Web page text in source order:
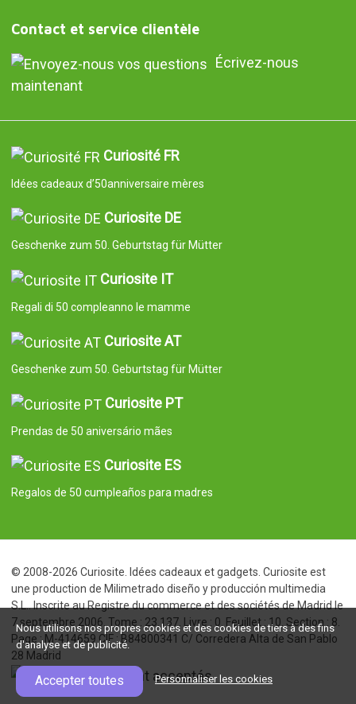
Contact et service clientèle
Écrivez-nous
maintenant
Curiosité FR
Idées cadeaux d’50anniversaire mères
Curiosite DE
Geschenke zum 50. Geburtstag für Mütter
Curiosite IT
Regali di 50 compleanno le mamme
Curiosite AT
Geschenke zum 50. Geburtstag für Mütter
Curiosite PT
Prendas de 50 aniversário mães
Curiosite ES
Regalos de 50 cumpleaños para madres
© 2008-2026 Curiosite. Idées cadeaux et gadgets. Curiosite est
une production de Milimetrado diseño y producción multimedia
S.L.. Inscrite au Registre du commerce et des sociétés de Madrid le
7 septembre 2006. Tome : 23.137. Livre : 0. Feuillet : 10. Section : 8.
Page : M-414659 CIF : B84800341 C/ Corredera Alta de San Pablo
28 Madrid
Nous utilisons nos propres cookies et des cookies de tiers à des fins
d'analyse et de publicité.
Accepter toutes Personnaliser les cookies